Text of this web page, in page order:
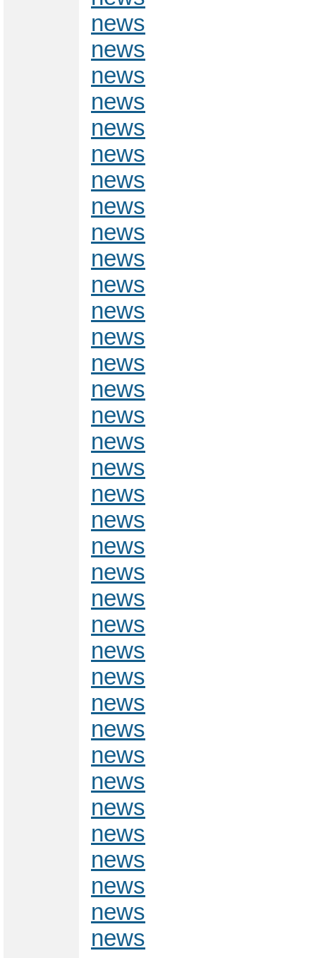
news
news
news
news
news
news
news
news
news
news
news
news
news
news
news
news
news
news
news
news
news
news
news
news
news
news
news
news
news
news
news
news
news
news
news
news